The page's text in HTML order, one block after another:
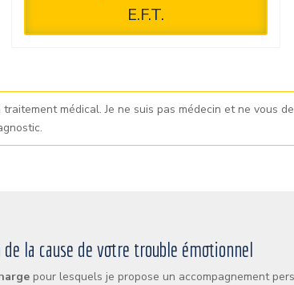
E.F.T.
médical. Je ne suis pas médecin et ne vous
la cause de votre trouble émotionnel
pour lesquels je propose un accompagnement